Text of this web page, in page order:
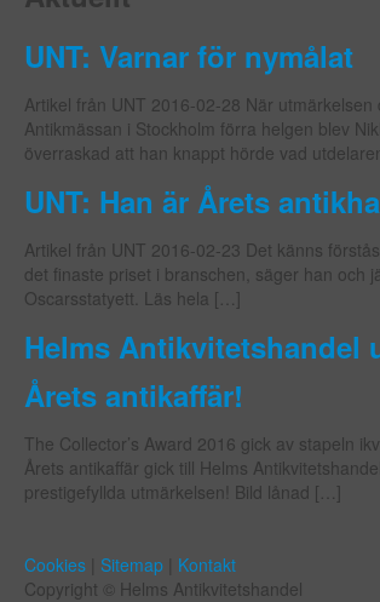
UNT: Varnar för nymålat
Artikel från UNT 2016-02-28 När utmärkelsen
Antikmässan i Stockholm förra helgen blev
överraskad att han knappt hörde vad
UNT: Han är Årets
Artikel från UNT 2016-02-23 Det känns
det finaste priset i branschen, säger han och
Oscarsstatyett. Läs hela […]
Helms Antikvitetshandel
Årets antikaffär!
The Collector’s Award 2016 gick av stapeln
Årets antikaffär gick till Helms
prestigefyllda utmärkelsen! Bild lånad […]
Cookies Sitemap
Kontakt
Copyright © Helms Antikvitetshandel